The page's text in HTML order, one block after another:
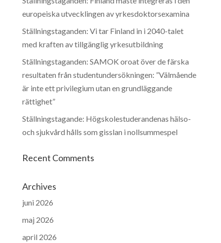
europeiska utvecklingen av yrkesdoktorsexamina
Ställningstaganden: Vi tar Finland in i 2040-talet
med kraften av tillgänglig yrkesutbildning
Ställningstaganden: SAMOK oroat över de färska
resultaten från studentundersökningen: ”Välmående
är inte ett privilegium utan en grundläggande
rättighet”
Ställningstagande: Högskolestuderandenas hälso-
och sjukvård hålls som gisslan i nollsummespel
Recent Comments
Archives
juni 2026
maj 2026
april 2026